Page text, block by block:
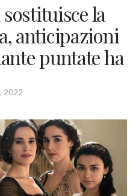
sostituisce la
anticipazioni
puntate ha
2022